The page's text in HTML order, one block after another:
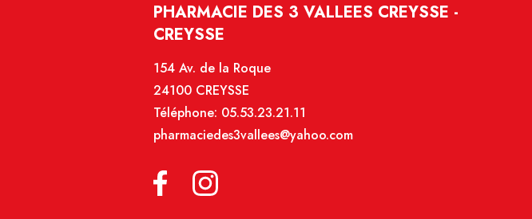
PHARMACIE DES 3 VALLEES CREYSSE -
CREYSSE
154 Av. de la Roque
24100 CREYSSE
Téléphone: 05.53.23.21.11
pharmaciedes3vallees@yahoo.com